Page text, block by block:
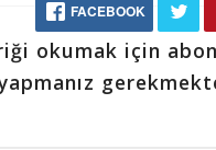
FACEBOOK
okumak için